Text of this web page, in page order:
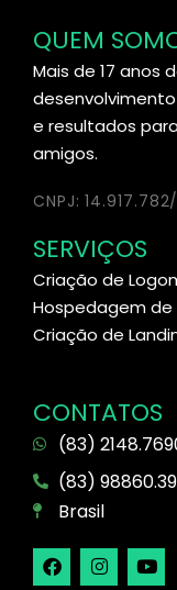
QUEM
Mais de 17 anos
e resultados
amigos.
CNPJ:
SERVIÇOS
Criação de
Hospedagem de
Criação de
CONTATOS
(83)
(83)
Brasil